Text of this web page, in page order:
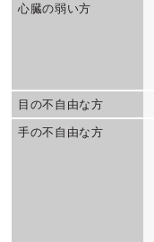
心臓の弱い方
目の不自由な方
手の不自由な方